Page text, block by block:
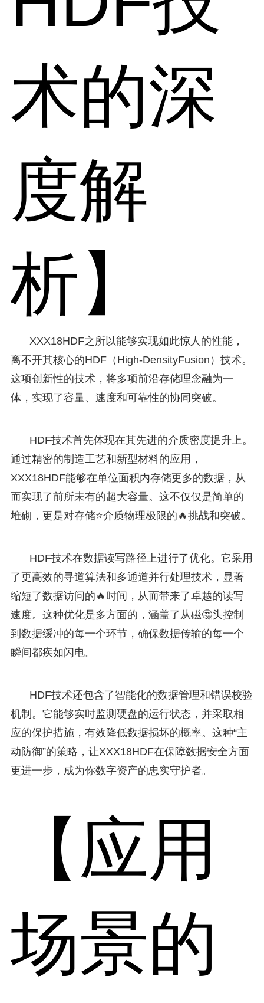
术的深
度解
析】
XXX18HDF之所以能够实现如此惊人的性能，
离不开其核心的HDF（High-DensityFusion）技术。
这项创新性的技术，将多项前沿存储理念融为一
体，实现了容量、速度和可靠性的协同突破。
HDF技术首先体现在其先进的介质密度提升上。
通过精密的制造工艺和新型材料的应用，
XXX18HDF能够在单位面积内存储更多的数据，从
而实现了前所未有的超大容量。这不仅仅是简单的
堆砌，更是对存储⭐介质物理极限的🔥挑战和突破。
HDF技术在数据读写路径上进行了优化。它采用
了更高效的寻道算法和多通道并行处理技术，显著
缩短了数据访问的🔥时间，从而带来了卓越的读写
速度。这种优化是多方面的，涵盖了从磁🤔头控制
到数据缓冲的每一个环节，确保数据传输的每一个
瞬间都疾如闪电。
HDF技术还包含了智能化的数据管理和错误校验
机制。它能够实时监测硬盘的运行状态，并采取相
应的保护措施，有效降低数据损坏的概率。这种“主
动防御”的策略，让XXX18HDF在保障数据安全方面
更进一步，成为你数字资产的忠实守护者。
【应用
场景的